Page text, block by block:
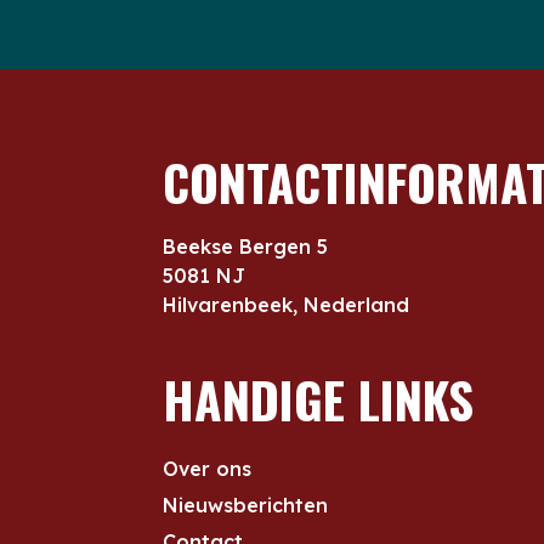
Beekse Bergen 5
5081 NJ
Hilvarenbeek, Nederland
HANDIGE LINKS
Over ons
Nieuwsberichten